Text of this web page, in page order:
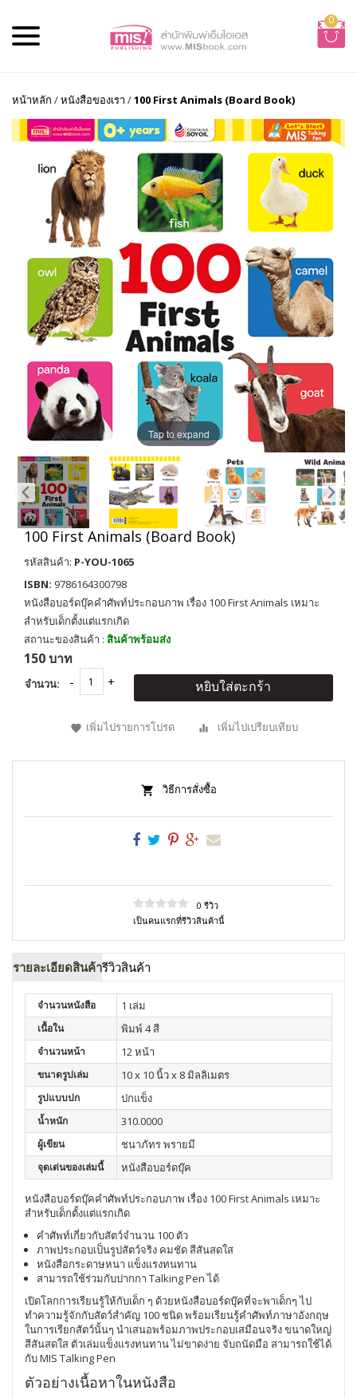
0
หน้าหลัก /หนังสือของเรา /100 First Animals (Board Book)
Tap to expand
100 First Animals (Board Book)
รหัสสินค้า: P-YOU-1065
ISBN: 9786164300798
หนังสือบอร์ดบุ๊คคำศัพท์ประกอบภาพ เรื่อง 100 First Animals เหมาะ
สำหรับเด็กตั้งแต่แรกเกิด
สถานะของสินค้า : สินค้าพร้อมส่ง
150 บาท
จำนวน: หยิบใส่ตะกร้า
เพิ่มไปรายการโปรด เพิ่มไปเปรียบเทียบ
วิธีการสั่งซื้อ
0 รีวิว
เป็นคนแรกที่รีวิวสินค้านี้
รายละเอียดสินค้ารีวิวสินค้า
จำนวนหนังสือ 1 เล่ม
เนื้อใน พิมพ์ 4 สี
จำนวนหน้า 12 หน้า
ขนาดรูปเล่ม 10 x 10 นิ้ว x 8 มิลลิเมตร
รูปแบบปก ปกแข็ง
น้ำหนัก 310.0000
ผู้เขียน ชนาภัทร พรายมี
จุดเด่นของเล่มนี้ หนังสือบอร์ดบุ๊ค
หนังสือบอร์ดบุ๊คคำศัพท์ประกอบภาพ เรื่อง 100 First Animals เหมาะ
สำหรับเด็กตั้งแต่แรกเกิด
คำศัพท์เกี่ยวกับสัตว์จำนวน 100 ตัว
ภาพประกอบเป็นรูปสัตว์จริง คมชัด สีสันสดใส
หนังสือกระดาษหนา แข็งแรงทนทาน
สามารถใช้ร่วมกับปากกา Talking Pen ได้
เปิดโลกการเรียนรู้ให้กับเด็ก ๆ ด้วยหนังสือบอร์ดบุ๊คที่จะพาเด็กๆ ไป
ทำความรู้จักกับสัตว์สำคัญ 100 ชนิด พร้อมเรียนรู้คำศัพท์ภาษาอังกฤษ
ในการเรียกสัตว์นั้นๆ นำเสนอพร้อมภาพประกอบเสมือนจริง ขนาดใหญ่
สีสันสดใส ตัวเล่มแข็งแรงทนทาน ไม่ขาดง่าย จับถนัดมือ สามารถใช้ได้
กับ MIS Talking Pen
ตัวอย่างเนื้อหาในหนังสือ